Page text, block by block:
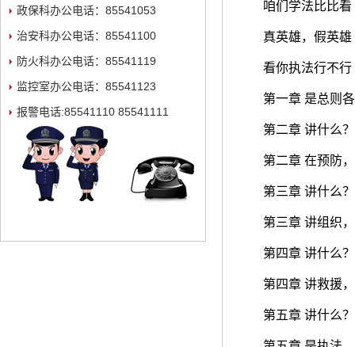
政保科办公电话：85541053
治安科办公电话：85541100
防火科办公电话：85541119
监控室办公电话：85541123
报警电话:85541110 85541111
咱们学法比比看
真英雄，假英雄
看你执法行不行
第一章 是总则
第二章 讲什么？
第二章 在预防
第三章 讲什么？
第三章 讲组织
第四章 讲什么？
第四章 讲救援
第五章 讲什么？